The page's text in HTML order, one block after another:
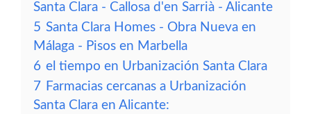
Santa Clara - Callosa d'en Sarrià - Alicante
5 Santa Clara Homes - Obra Nueva en
Málaga - Pisos en Marbella
6 el tiempo en Urbanización Santa Clara
7 Farmacias cercanas a Urbanización
Santa Clara en Alicante: